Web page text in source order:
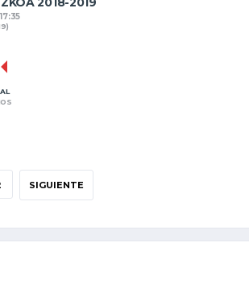
SIGUIENTE